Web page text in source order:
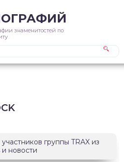
знаменитостей по